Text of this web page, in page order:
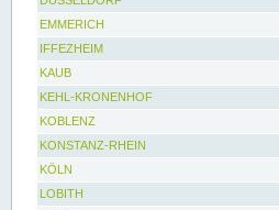
EMMERICH
IFFEZHEIM
KAUB
KEHL-KRONENHOF
KOBLENZ
KONSTANZ-RHEIN
KÖLN
LOBITH